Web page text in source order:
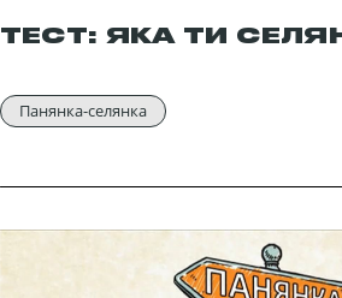
ТЕСТ: ЯКА ТИ
Панянка-селянка